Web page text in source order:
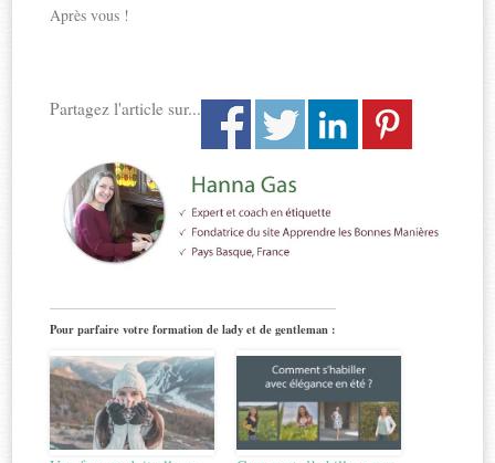
Après vous !
Partagez l'article sur...
Pour parfaire votre formation de lady et de gentleman :